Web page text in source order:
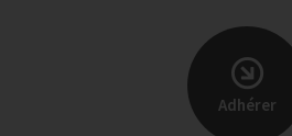
Adhérer